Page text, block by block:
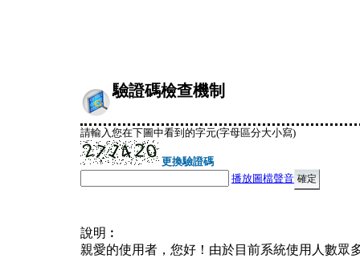
驗證碼檢查機制
請輸入您在下圖中看到的字元(字母區分大小寫)
更換驗證碼
播放圖檔聲音
說明︰
親愛的使用者，您好！由於目前系統使用人數眾